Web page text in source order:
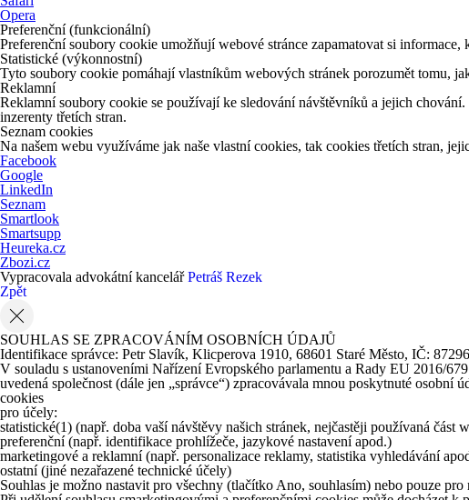
Opera
Preferenční (funkcionální)
Preferenční soubory cookie umožňují webové stránce zapamatovat si
Statistické (výkonnostní)
Tyto soubory cookie pomáhají vlastníkům webových stránek porozumět tomu,
Reklamní
Reklamní soubory cookie se používají ke sledování návštěvníků a jejich
inzerenty třetích stran.
Seznam cookies
Na našem webu využíváme jak naše vlastní cookies, tak cookies třetích stran,
Facebook
Google
LinkedIn
Seznam
Smartlook
Smartsupp
Heureka.cz
Zbozi.cz
Vypracovala advokátní kancelářPetráš Rezek
Zpět
SOUHLAS SE ZPRACOVÁNÍM OSOBNÍCH ÚDAJŮ
Identifikace správce: Petr Slavík, Klicperova 1910, 68601 Staré Město, IČ:
V souladu s ustanoveními Nařízení Evropského parlamentu a Rady EU 2016/
uvedená společnost (dále jen „správce“) zpracovávala mnou poskytnuté osobní
cookies
pro účely:
statistické(1) (např. doba vaší návštěvy našich stránek, nejčastěji používaná část
preferenční (např. identifikace prohlížeče, jazykové nastavení apod.)
marketingové a reklamní (např. personalizace reklamy, statistika vyhledávání
ostatní (jiné nezařazené technické účely)
Souhlas je možno nastavit pro všechny (tlačítko Ano, souhlasím) nebo pouze